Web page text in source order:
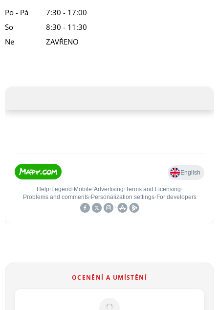
Po - Pá
7:30 - 17:00
So
8:30 - 11:30
Ne
ZAVŘENO
OCENĚNÍ A UMÍSTĚNÍ